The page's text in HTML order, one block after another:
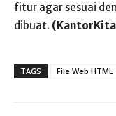
fitur agar sesuai
dibuat.
TAGS File Web HTML